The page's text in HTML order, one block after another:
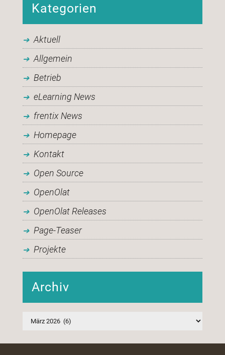
Kategorien
Aktuell
Allgemein
Betrieb
eLearning News
frentix News
Homepage
Kontakt
Open Source
OpenOlat
OpenOlat Releases
Page-Teaser
Projekte
Archiv
Archiv